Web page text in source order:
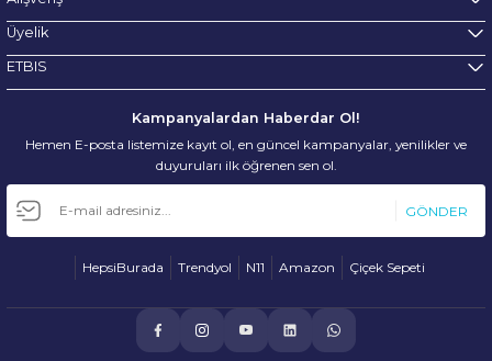
Üyelik
ETBIS
Kampanyalardan Haberdar Ol!
Hemen E-posta listemize kayıt ol, en güncel kampanyalar, yenilikler ve
duyuruları ilk öğrenen sen ol.
GÖNDER
HepsiBurada Trendyol N11 Amazon Çiçek Sepeti